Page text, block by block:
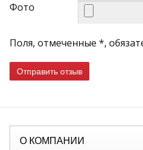
Фото
Поля, отмеченные *,
Отправить отзыв
О КОМПАНИИ